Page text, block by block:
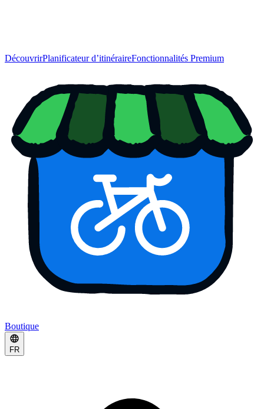
DécouvrirPlanificateur d’itinéraireFonctionnalités Premium
Boutique
FR